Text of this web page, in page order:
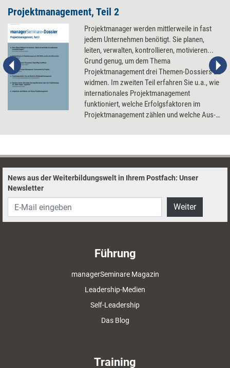
Projektmanagement, Teil 2
Projektmanager werden mittlerweile in fast
jedem Unternehmen benötigt. Sie planen,
leiten, verwalten, kontrollieren, motivieren...
Grund genug, um dem Thema
Projektmanagement drei Themen-Dossiers zu
widmen. Im zweiten Teil erfahren Sie u.a., wie
internationales Projektmanagement
funktioniert, welche Erfolgsfaktoren im
Projektmanagement zählen und welche Aus-
Projektmanager gelten.
News aus der Weiterbildungswelt in Ihrem Postfach: Unser
Newsletter
Weiter
Führung
managerSeminare Magazin
Leadership-Medien
Self-Leadership
Das Blog
Training